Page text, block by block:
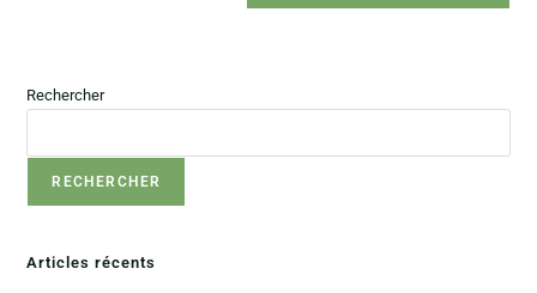
Rechercher
RECHERCHER
Articles récents